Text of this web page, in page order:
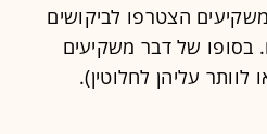
הצטרפו לביקושים
של דבר משקיעים
עליהן לחלוטין).